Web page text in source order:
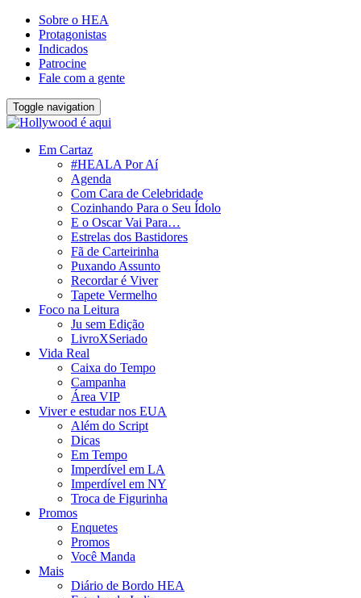
Sobre o HEA
Protagonistas
Indicados
Patrocine
Fale com a gente
Toggle navigation
Em Cartaz
#HEALA Por Aí
Agenda
Com Cara de Celebridade
Cozinhando Para o Seu Ídolo
E o Oscar Vai Para…
Estrelas dos Bastidores
Fã de Carteirinha
Puxando Assunto
Recordar é Viver
Tapete Vermelho
Foco na Leitura
Ju sem Edição
LivroXSeriado
Vida Real
Caixa do Tempo
Campanha
Área VIP
Viver e estudar nos EUA
Além do Script
Dicas
Em Tempo
Imperdível em LA
Imperdível em NY
Troca de Figurinha
Promos
Enquetes
Promos
Você Manda
Mais
Diário de Bordo HEA